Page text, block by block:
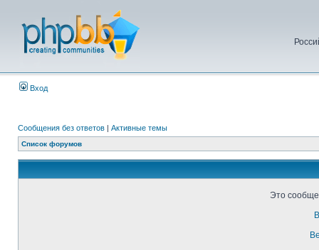
Вход
Сообщения без ответов | Активные темы
Список форумов
Это